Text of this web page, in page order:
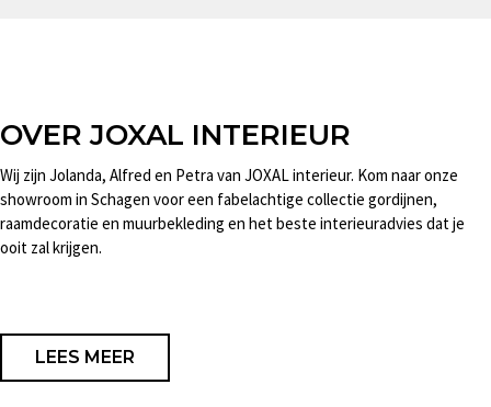
OVER JOXAL INTERIEUR
Wij zijn Jolanda, Alfred en Petra van JOXAL interieur. Kom naar onze
showroom in Schagen voor een fabelachtige collectie gordijnen,
raamdecoratie en muurbekleding en het beste interieuradvies dat je
ooit zal krijgen.
LEES MEER